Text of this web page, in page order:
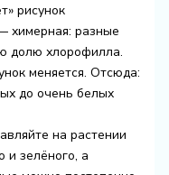
рисунок
химерная: разные
долю хлорофилла.
меняется. Отсюда:
до очень белых
на растении
и зелёного, а